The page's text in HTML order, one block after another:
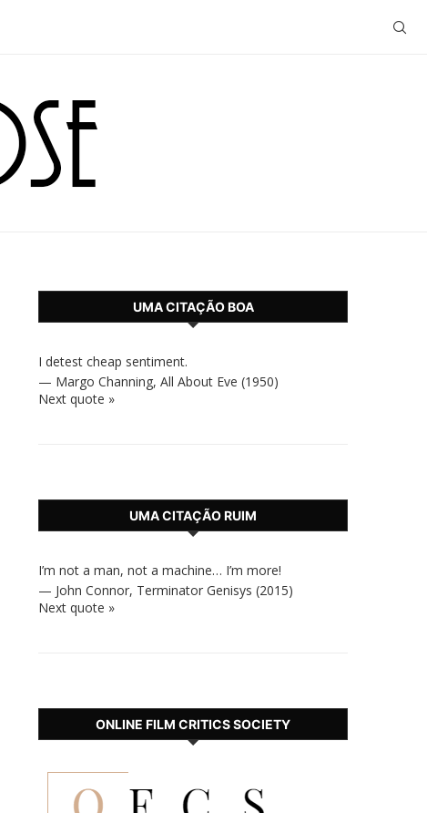
UMA CITAÇÃO BOA
I detest cheap sentiment.
— Margo Channing, All About Eve (1950)
Next quote »
UMA CITAÇÃO RUIM
I’m not a man, not a machine… I’m more!
— John Connor, Terminator Genisys (2015)
Next quote »
ONLINE FILM CRITICS SOCIETY